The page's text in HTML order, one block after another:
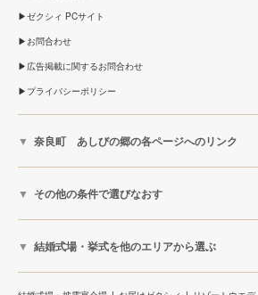
ゼクシィ PCサイト
お問合わせ
広告掲載に関するお問合わせ
プライバシーポリシー
奈良町 あしびの郷の各ページへのリンク
その他の条件で選びなおす
結婚式場・挙式を他のエリアから選ぶ